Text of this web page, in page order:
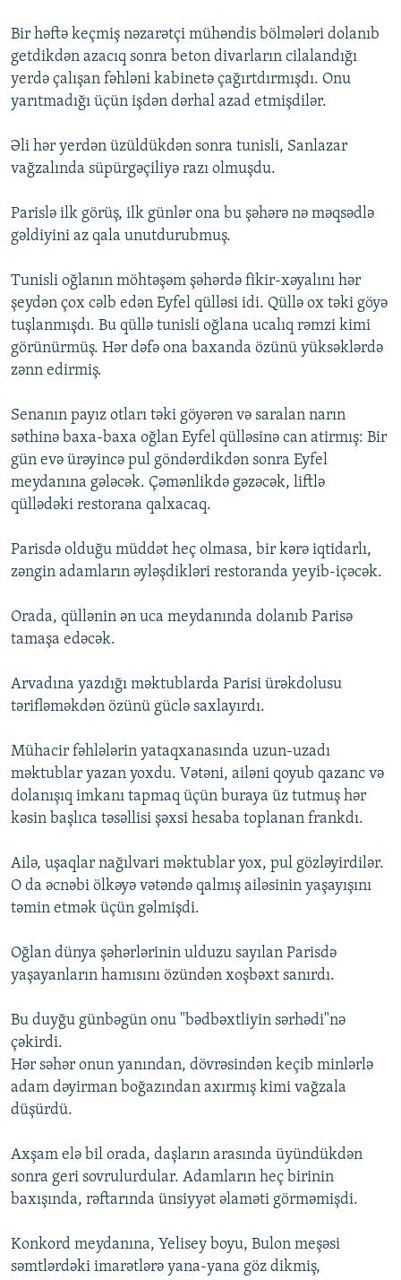
Bir həftə keçmiş nəzarətçi mühəndis bölmələri dolanıb
getdikdən azacıq sonra beton divarların cilalandığı
yerdə çalışan fəhləni kabinetə çağırtdırmışdı. Onu
yarıtmadığı üçün işdən dərhal azad etmişdilər.
Əli hər yerdən üzüldükdən sonra tunisli, Sanlazar
vağzalında süpürgəçiliyə razı olmuşdu.
Parislə ilk görüş, ilk günlər ona bu şəhərə nə məqsədlə
gəldiyini az qala unutdurubmuş.
Tunisli oğlanın möhtəşəm şəhərdə fikir-xəyalını hər
şeydən çox cəlb edən Eyfel qülləsi idi. Qüllə ox təki göyə
tuşlanmışdı. Bu qüllə tunisli oğlana ucalıq rəmzi kimi
görünürmüş. Hər dəfə ona baxanda özünü yüksəklərdə
zənn edirmiş.
Senanın payız otları təki göyərən və saralan narın
səthinə baxa-baxa oğlan Eyfel qülləsinə can atirmış: Bir
gün evə ürəyincə pul göndərdikdən sonra Eyfel
meydanına gələcək. Çəmənlikdə gəzəcək, liftlə
qüllədəki restorana qalxacaq.
Parisdə olduğu müddət heç olmasa, bir kərə iqtidarlı,
zəngin adamların əyləşdikləri restoranda yeyib-içəcək.
Orada, qüllənin ən uca meydanında dolanıb Parisə
tamaşa edəcək.
Arvadına yazdığı məktublarda Parisi ürəkdolusu
tərifləməkdən özünü güclə saxlayırdı.
Mühacir fəhlələrin yataqxanasında uzun-uzadı
məktublar yazan yoxdu. Vətəni, ailəni qoyub qazanc və
dolanışıq imkanı tapmaq üçün buraya üz tutmuş hər
kəsin başlıca təsəllisi şəxsi hesaba toplanan frankdı.
Ailə, uşaqlar nağılvari məktublar yox, pul gözləyirdilər.
O da əcnəbi ölkəyə vətəndə qalmış ailəsinin yaşayışını
təmin etmək üçün gəlmişdi.
Oğlan dünya şəhərlərinin ulduzu sayılan Parisdə
yaşayanların hamısını özündən xoşbəxt sanırdı.
Bu duyğu günbəgün onu "bədbəxtliyin sərhədi"nə
çəkirdi.
Hər səhər onun yanından, dövrəsindən keçib minlərlə
adam dəyirman boğazından axırmış kimi vağzala
düşürdü.
Axşam elə bil orada, daşların arasında üyündükdən
sonra geri sovrulurdular. Adamların heç birinin
baxışında, rəftarında ünsiyyət əlaməti görməmişdi.
Konkord meydanına, Yelisey boyu, Bulon meşəsi
səmtlərdəki imarətlərə yana-yana göz dikmiş,